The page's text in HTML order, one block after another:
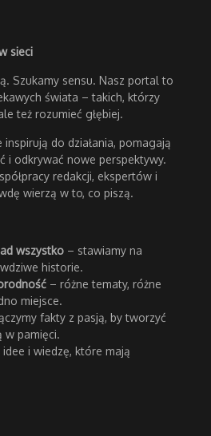
sieci
Szukamy sensu. Nasz portal to
świata – takich, którzy
też rozumieć głębiej.
do działania, pomagają
i odkrywać nowe perspektywy.
redakcji, ekspertów i
wierzą w to, co piszą.
wszystko – stawiamy na
historie.
– różne tematy, różne
miejsce.
fakty z pasją, by tworzyć
w pamięci.
i wiedzę, które mają